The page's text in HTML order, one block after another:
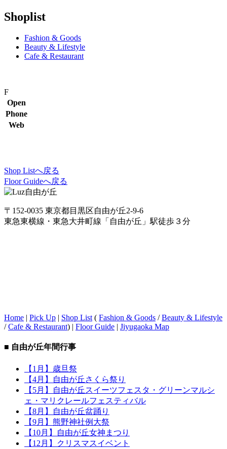
Shoplist
Fashion & Goods
Beauty & Lifestyle
Cafe & Restaurant
F
Open
Phone
Web
Shop Listへ戻る
Floor Guideへ戻る
〒152-0035 東京都目黒区自由が丘2-9-6
東急東横線・東急大井町線「自由が丘」駅徒歩３分
Home | Pick Up | Shop List ( Fashion & Goods /Beauty & Lifestyle
/Cafe & Restaurant) | Floor Guide | Jiyugaoka Map
■ 自由が丘年間行事
【1月】歳旦祭
【4月】自由が丘さくら祭り
【5月】自由が丘スイーツフェスタ・グリーンマルシ
ェ・マリクレールフェスティバル
【8月】自由が丘盆踊り
【9月】熊野神社例大祭
【10月】自由が丘女神まつり
【12月】クリスマスイベント